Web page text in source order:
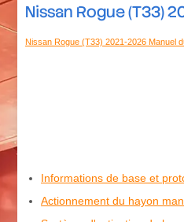
Nissan Rogue (T33)
Nissan Rogue (T33) 2021-2026 Manuel
Informations de base et
Actionnement du hayon